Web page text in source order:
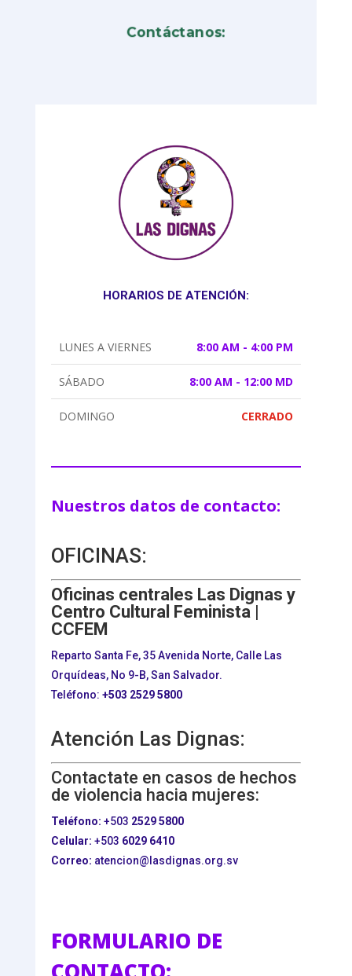
Contáctanos:
HORARIOS DE ATENCIÓN:
LUNES A VIERNES 8:00 AM - 4:00 PM
SÁBADO 8:00 AM - 12:00 MD
DOMINGO CERRADO
Nuestros datos de contacto:
OFICINAS:
Oficinas centrales Las Dignas y
Centro Cultural Feminista |
CCFEM
Reparto Santa Fe, 35 Avenida Norte, Calle Las
Orquídeas, No 9-B, San Salvador.
Teléfono: +503 2529 5800
Atención Las Dignas:
Contactate en casos de hechos
de violencia hacia mujeres:
Teléfono: +503 2529 5800
Celular: +503 6029 6410
Correo: atencion@lasdignas.org.sv
FORMULARIO DE